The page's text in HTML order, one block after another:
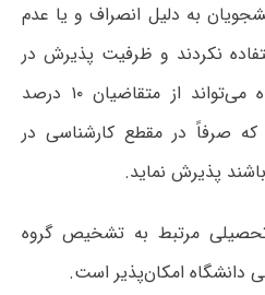
برتر دانشجویان به دلیل انصراف و یا عدم
نکردند و ظرفیت پذیرش در
رشته‌ای تکمیل نشد دانشگاه می‌تواند از متقاضیان ۱۰ درصد
برتر) که صرفاً در مقطع کارشناسی در
پذیرش نماید.
مرتبط به تشخیص گروه
دانشگاه امکان‌پذیر است.